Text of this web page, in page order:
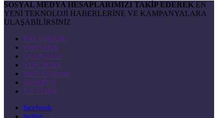
SOSYAL MEDYA HESAPLARIMIZI TAKİP EDEREK EN
YENİ TEKNOLOJİ HABERLERİNE VE KAMPANYALARA
ULAŞABİLİRSİNİZ
FACEBOOK
TWITTER
GOOGLE+
YOUTUBE
INSTAGRAM
TUMBLR
İLETİŞİM
facebook